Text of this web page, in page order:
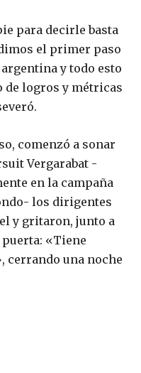
para decirle basta
el primer paso
y todo esto
de logros y métricas
comenzó a sonar
Vergarabat -
en la campaña
los dirigentes
y gritaron, junto a
«Tiene
cerrando una noche